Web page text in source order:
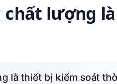
chất lượng